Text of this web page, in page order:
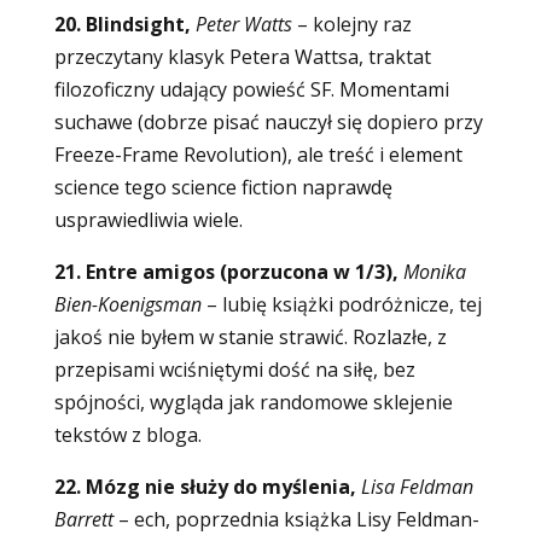
20. Blindsight, Peter Watts– kolejny raz
przeczytany klasyk Petera Wattsa, traktat
filozoficzny udający powieść SF. Momentami
suchawe (dobrze pisać nauczył się dopiero przy
Freeze-Frame Revolution), ale treść i element
science tego science fiction naprawdę
usprawiedliwia wiele.
21. Entre amigos (porzucona w 1/3), Monika
Bien-Koenigsman– lubię książki podróżnicze, tej
jakoś nie byłem w stanie strawić. Rozlazłe, z
przepisami wciśniętymi dość na siłę, bez
spójności, wygląda jak randomowe sklejenie
tekstów z bloga.
22. Mózg nie służy do myślenia, Lisa Feldman
Barrett– ech, poprzednia książka Lisy Feldman-